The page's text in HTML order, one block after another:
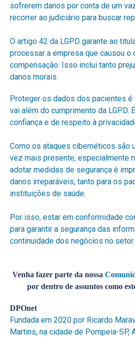
sofrerem danos por conta de um
recorrer ao judiciário para buscar
O artigo 42 da LGPD garante ao
processar a empresa que causou o
compensação. Isso inclui tanto
danos morais.
Proteger os dados dos pacientes é
vai além do cumprimento da LGPD.
confiança e de respeito à
Como os ataques cibernéticos são
vez mais presente, especialmente
adotar medidas de segurança é
danos irreparáveis, tanto para os
instituições de saúde.
Por isso, estar em conformidade
para garantir a segurança das
continuidade dos negócios no setor.
Venha fazer parte da nossa
por dentro de assuntos como
DPOnet
Fundada em 2020 por Ricardo
Martins, na cidade de Pompeia-SP,